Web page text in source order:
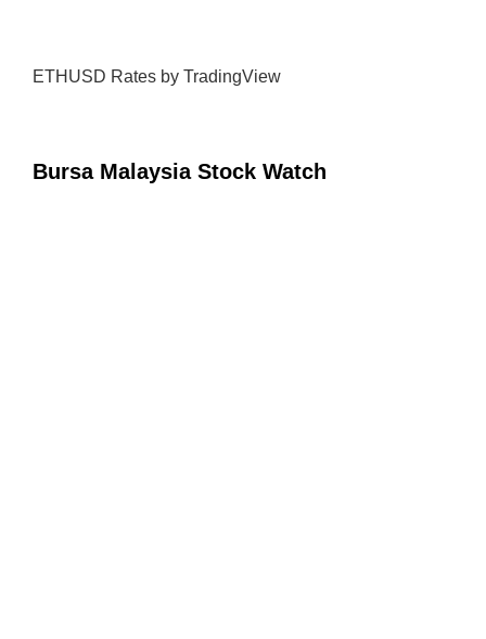
ETHUSD Rates by TradingView
Bursa Malaysia Stock Watch